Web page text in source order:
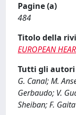
Pagine (a)
484
Titolo della
EUROPEAN
Tutti gli autori
G. Canal; M.
Gerbaudo; V.
Sheiban; F. Gaita